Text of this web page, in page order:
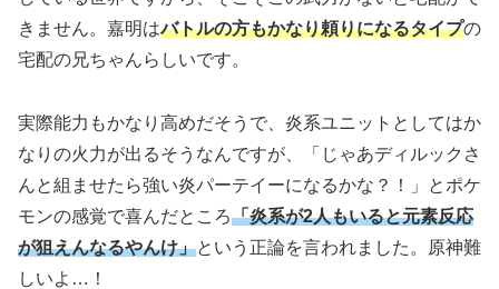
きません。嘉明はバトルの方もかなり頼りになるタイプの
宅配の兄ちゃんらしいです。
実際能力もかなり高めだそうで、炎系ユニットとしてはか
なりの火力が出るそうなんですが、「じゃあディルックさ
んと組ませたら強い炎パーテイーになるかな？！」とポケ
モンの感覚で喜んだところ「炎系が2人もいると元素反応
が狙えんなるやんけ」という正論を言われました。原神難
しいよ…！